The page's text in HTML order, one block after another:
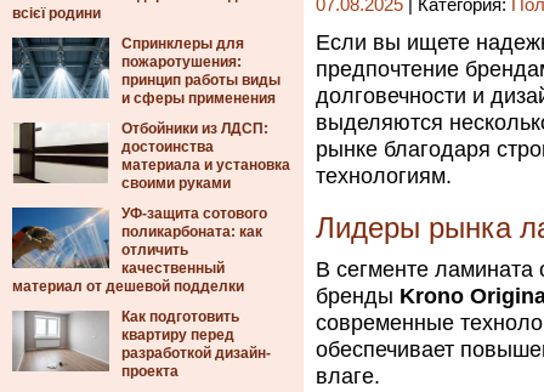
всієї родини
Спринклеры для
пожаротушения:
принцип работы виды
и сферы применения
Отбойники из ЛДСП:
достоинства
материала и установка
своими руками
УФ-защита сотового
поликарбоната: как
отличить
качественный
материал от дешевой подделки
Как подготовить
квартиру перед
разработкой дизайн-
проекта
07.08.2025 | Категория:
Если вы ищете
предпочтение
долговечности и
выделяются
рынке благодаря
технологиям.
Лидеры рынка
В сегменте
бренды Krono
современные
обеспечивает
влаге.